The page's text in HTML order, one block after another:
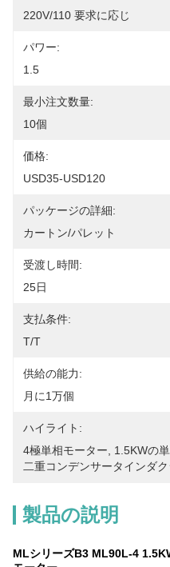
220V/110 要求に応じ
パワー:
1.5
最小注文数量:
10個
価格:
USD35-USD120
パッケージの詳細:
カートン/パレット
受渡し時間:
25日
支払条件:
T/T
供給の能力:
月に1万個
ハイライト:
4極単相モーター
1.5KWの
二重コンデンサータインダ
製品の説明
MLシリーズB3 ML90L-4